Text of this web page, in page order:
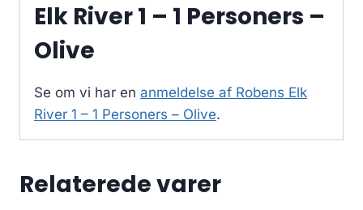
Elk River 1 – 1 Personers –
Olive
Se om vi har en anmeldelse af Robens Elk
River 1 – 1 Personers – Olive.
Relaterede varer